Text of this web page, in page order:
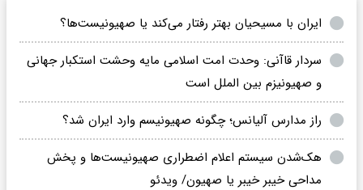
ایران با مسیحیان بهتر رفتار می‌کند یا صهیونیست‌ها؟‌
سردار قاآنی: وحدت امت اسلامی مایه وحشت استکبار جهانی
و صهیونیزم بین الملل است
راز مدارس آلیانس؛ چگونه صهیونیسم وارد ایران شد؟
هک‌شدن سیستم اعلام اضطراری صهیونیست‌ها و پخش
مداحی خیبر خیبر یا صهیون/ ویدئو